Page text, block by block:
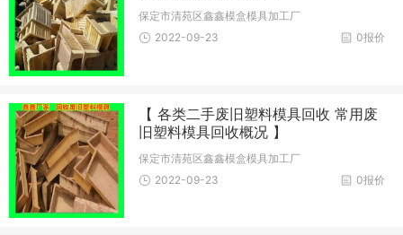
保定市清苑区鑫鑫模盒模具加工厂
0报价
2022-09-23
【 各类二手废旧塑料模具回收 常用废
旧塑料模具回收概况 】
保定市清苑区鑫鑫模盒模具加工厂
0报价
2022-09-23